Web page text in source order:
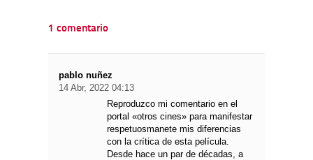
1 comentario
pablo nuñez
14 Abr, 2022 04:13
Reproduzco mi comentario en el
portal «otros cines» para manifestar
respetuosmanete mis diferencias
con la crítica de esta película.
Desde hace un par de décadas, a